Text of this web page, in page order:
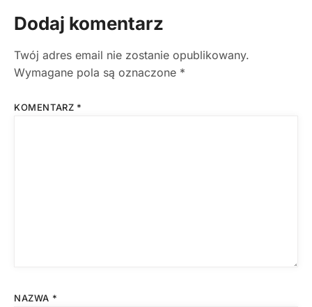
Dodaj komentarz
Twój adres email nie zostanie opublikowany.
Wymagane pola są oznaczone *
KOMENTARZ *
NAZWA *